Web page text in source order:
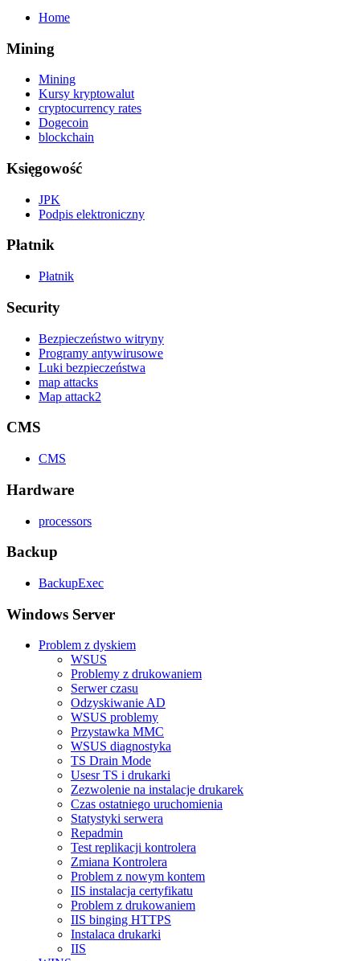
Home
Mining
Mining
Kursy kryptowalut
cryptocurrency rates
Dogecoin
blockchain
Księgowość
JPK
Podpis elektroniczny
Płatnik
Płatnik
Security
Bezpieczeństwo witryny
Programy antywirusowe
Luki bezpieczeństwa
map attacks
Map attack2
CMS
CMS
Hardware
processors
Backup
BackupExec
Windows Server
Problem z dyskiem
WSUS
Problemy z drukowaniem
Serwer czasu
Odzyskiwanie AD
WSUS problemy
Przystawka MMC
WSUS diagnostyka
TS Drain Mode
Usesr TS i drukarki
Zezwolenie na instalacje drukarek
Czas ostatniego uruchomienia
Statystyki serwera
Repadmin
Test replikacji kontrolera
Zmiana Kontrolera
Problem z nowym kontem
IIS instalacja certyfikatu
Problem z drukowaniem
IIS binging HTTPS
Instalaca drukarki
IIS